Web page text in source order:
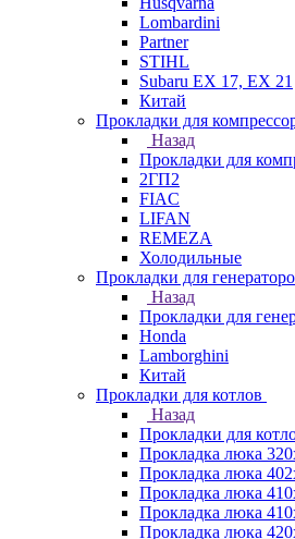
Lombardini
Partner
STIHL
Subaru EX 17, EX 21
Китай
Прокладки для
Назад
Прокладки для
2ГП2
FIAC
LIFAN
REMEZA
Холодильные
Прокладки для
Назад
Прокладки для
Honda
Lamborghini
Китай
Прокладки для котлов
Назад
Прокладки для
Прокладка люка
Прокладка люка
Прокладка люка
Прокладка люка
Прокладка люка